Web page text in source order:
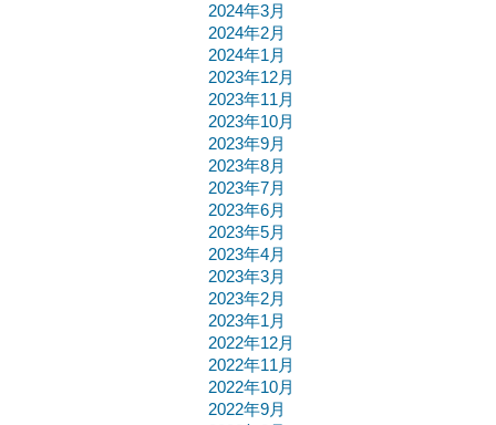
2024年3月
2024年2月
2024年1月
2023年12月
2023年11月
2023年10月
2023年9月
2023年8月
2023年7月
2023年6月
2023年5月
2023年4月
2023年3月
2023年2月
2023年1月
2022年12月
2022年11月
2022年10月
2022年9月